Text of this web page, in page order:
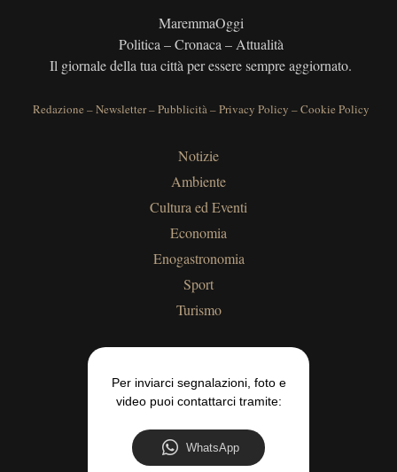
MaremmaOggi
Politica – Cronaca – Attualità
Il giornale della tua città per essere sempre aggiornato.
Redazione –Newsletter–Pubblicità–Privacy Policy –Cookie Policy
Notizie
Ambiente
Cultura ed Eventi
Economia
Enogastronomia
Sport
Turismo
Per inviarci segnalazioni, foto e
video puoi contattarci tramite:
WhatsApp